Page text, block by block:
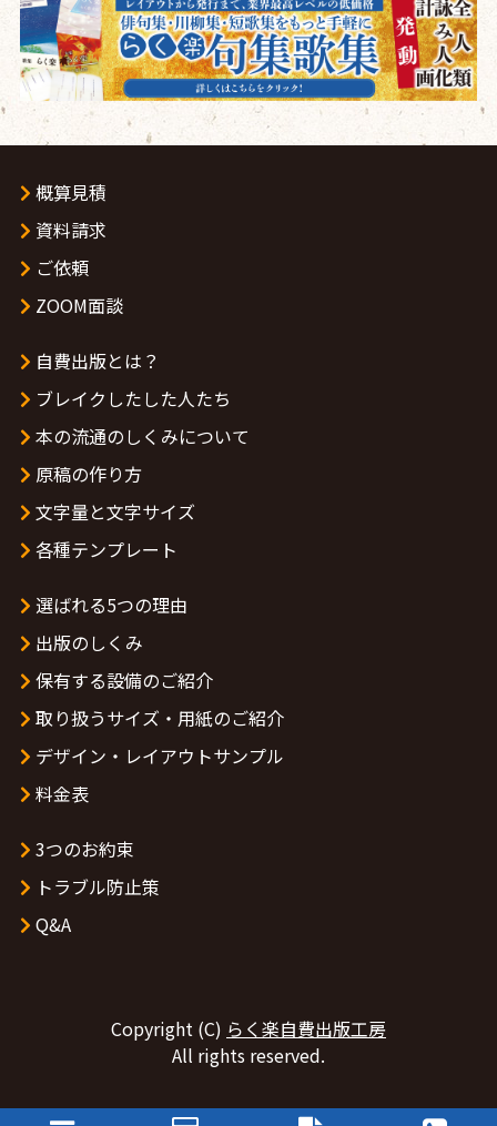
概算見積
資料請求
ご依頼
ZOOM面談
自費出版とは？
ブレイクしたした人たち
本の流通のしくみについて
原稿の作り方
文字量と文字サイズ
各種テンプレート
選ばれる5つの理由
出版のしくみ
保有する設備のご紹介
取り扱うサイズ・用紙のご紹介
デザイン・レイアウトサンプル
料金表
3つのお約束
トラブル防止策
Q&A
Copyright (C) らく楽自費出版工房
All rights reserved.